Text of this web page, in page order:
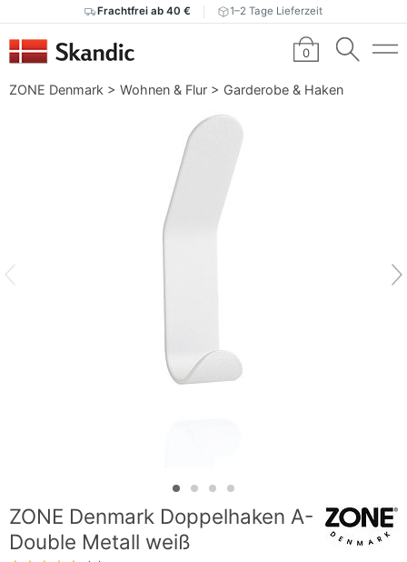
Frachtfrei ab 40 € 1–2 Tage Lieferzeit
0
ZONE Denmark > Wohnen & Flur > Garderobe & Haken
ZONE Denmark Doppelhaken A-
Double Metall weiß